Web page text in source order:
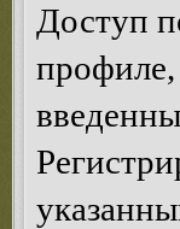
Доступ
профиле,